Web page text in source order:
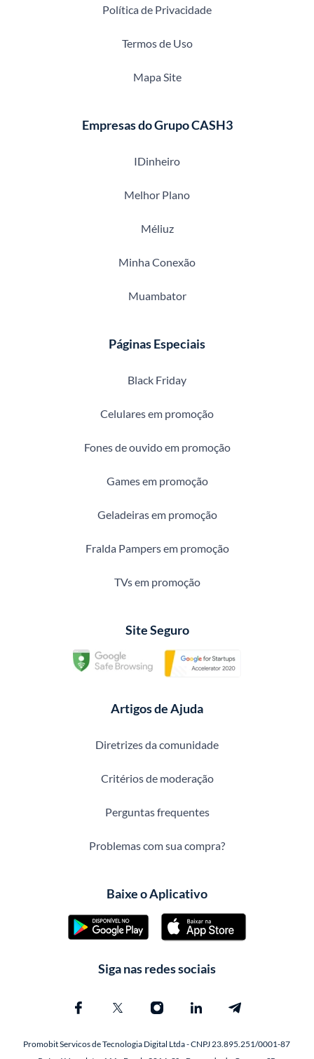
Política de Privacidade
Termos de Uso
Mapa Site
Empresas do Grupo CASH3
IDinheiro
Melhor Plano
Méliuz
Minha Conexão
Muambator
Páginas Especiais
Black Friday
Celulares em promoção
Fones de ouvido em promoção
Games em promoção
Geladeiras em promoção
Fralda Pampers em promoção
TVs em promoção
Site Seguro
Artigos de Ajuda
Diretrizes da comunidade
Critérios de moderação
Perguntas frequentes
Problemas com sua compra?
Baixe o Aplicativo
Siga nas redes sociais
Promobit Servicos de Tecnologia Digital Ltda - CNPJ 23.895.251/0001-87